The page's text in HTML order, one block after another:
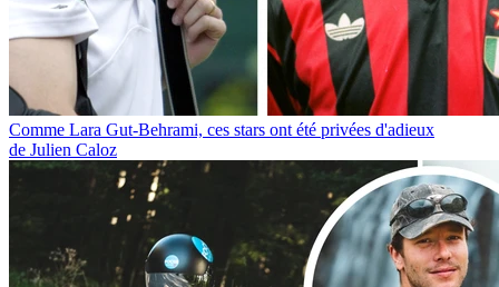
Comme Lara Gut-Behrami, ces stars ont été privées d'adieux
de Julien Caloz